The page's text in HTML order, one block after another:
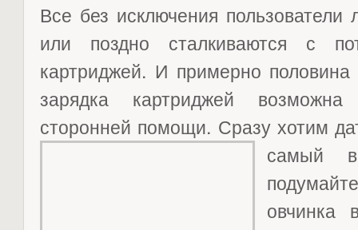
Все без исключения
или поздно сталкиваются с
картриджей. И примерно
зарядка картриджей
сторонней помощи. Сразу хотим
самый
овчинка